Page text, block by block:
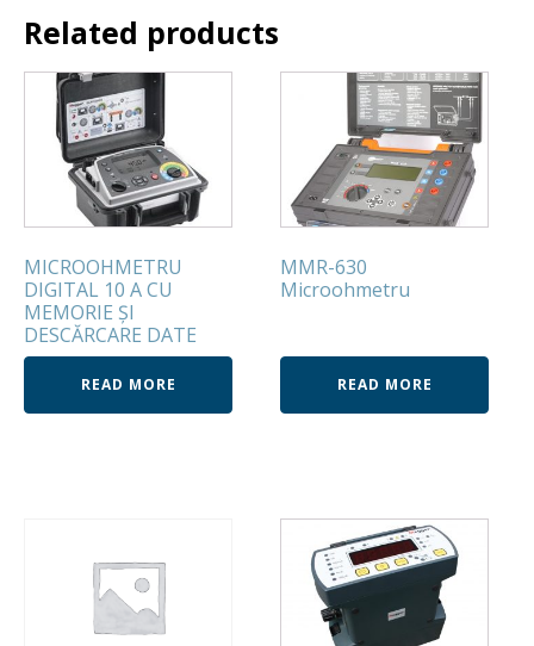
Related products
MICROOHMETRU
DIGITAL 10 A CU
MEMORIE ŞI
DESCĂRCARE DATE
READ MORE
MMR-630
Microohmetru
READ MORE